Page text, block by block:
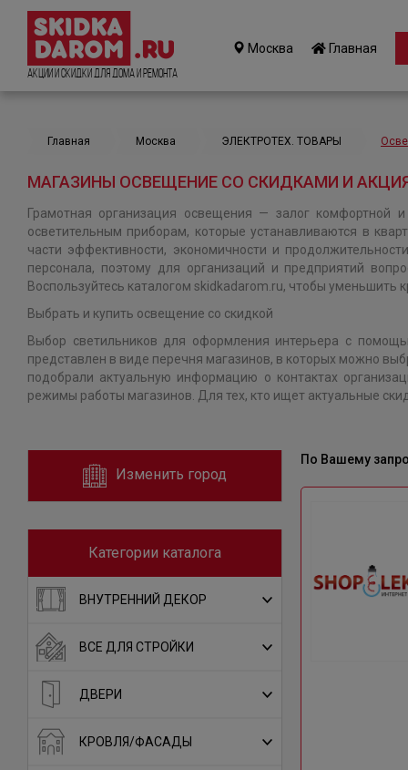
Акции и Скидки для дома и ремонта
Москва Главная
Главная Москва ЭЛЕКТРОТЕХ. ТОВАРЫ
МАГАЗИНЫ ОСВЕЩЕНИЕ СО СКИДКАМИ И
Грамотная организация освещения — залог комфортной
осветительным приборам, которые устанавливаются в
части эффективности, экономичности и
персонала, поэтому для организаций и предприятий
Воспользуйтесь каталогом skidkadarom.ru, чтобы уменьшить
Выбрать и купить освещение со скидкой
Выбор светильников для оформления интерьера с
представлен в виде перечня магазинов, в которых можно
подобрали актуальную информацию о контактах
режимы работы магазинов. Для тех, кто ищет актуальные
Изменить город
Категории каталога
ВНУТРЕННИЙ ДЕКОР
ВСЕ ДЛЯ СТРОЙКИ
ДВЕРИ
КРОВЛЯ/ФАСАДЫ
По Вашему